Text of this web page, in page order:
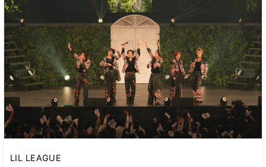
LIL LEAGUE